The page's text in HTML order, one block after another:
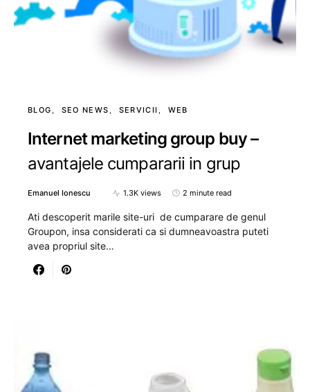
BLOG SEO NEWS SERVICII WEB
Internet marketing group buy –
avantajele cumpararii in grup
Emanuel Ionescu 1.3K views 2 minute read
Ati descoperit marile site-uri de cumparare de genul
Groupon, insa considerati ca si dumneavoastra puteti
avea propriul site…